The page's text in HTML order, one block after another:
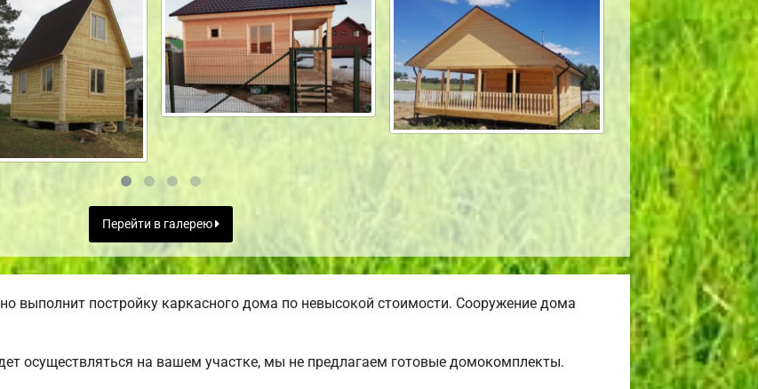
Перейти в галерею
выполнит постройку каркасного дома по невысокой стоимости. Сооружение дома
осуществляться на вашем участке, мы не предлагаем готовые домокомплекты.